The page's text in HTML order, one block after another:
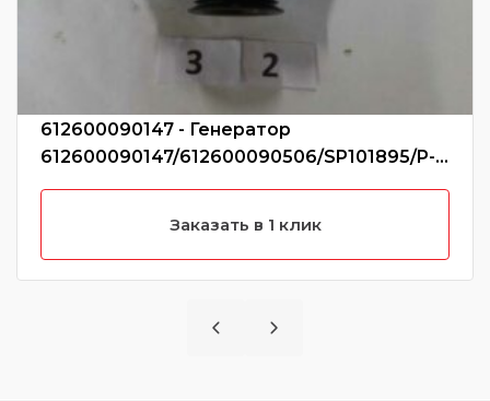
612600090147 - Генератор
612600090147/612600090506/SP101895/P-
C03-4001 (Без характеристики)
Заказать в 1 клик